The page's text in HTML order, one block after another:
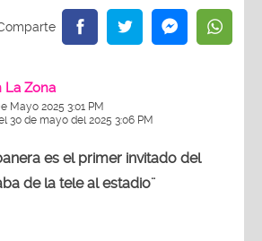
La Zona
Mayo 2025 3:01 PM
30 de mayo del 2025 3:06 PM
es el primer invitado del
de la tele al estadio¨